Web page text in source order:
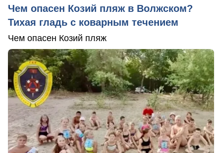
Чем опасен Козий пляж в Волжском?
Тихая гладь с коварным течением
Чем опасен Козий пляж